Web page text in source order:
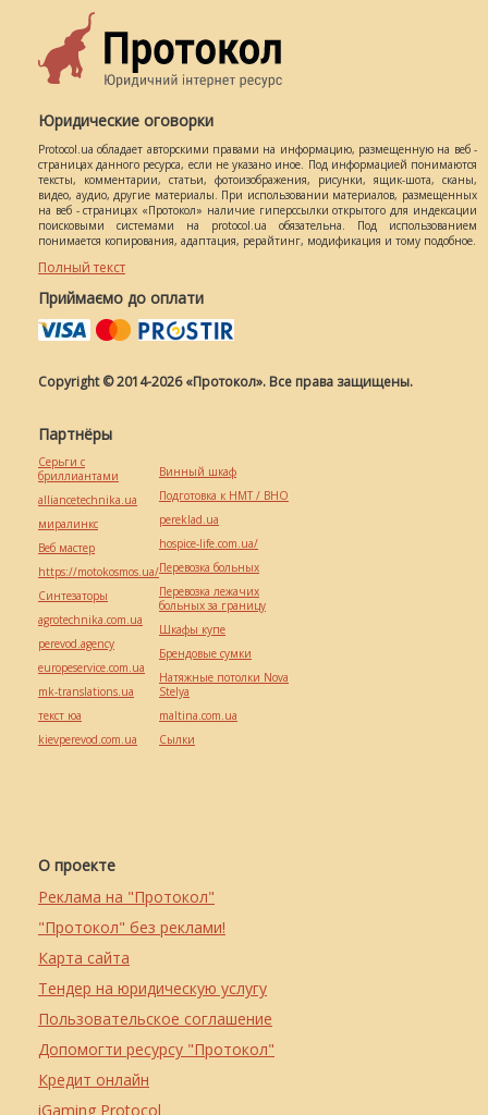
Юридические оговорки
Protocol.ua обладает авторскими правами на информацию, размещенную на веб -
страницах данного ресурса, если не указано иное. Под информацией понимаются
тексты, комментарии, статьи, фотоизображения, рисунки, ящик-шота, сканы,
видео, аудио, другие материалы. При использовании материалов, размещенных
на веб - страницах «Протокол» наличие гиперссылки открытого для индексации
поисковыми системами на protocol.ua обязательна. Под использованием
понимается копирования, адаптация, рерайтинг, модификация и тому подобное.
Полный текст
Приймаємо до оплати
Copyright © 2014-2026 «Протокол». Все права защищены.
О проекте
Реклама на "Протокол"
"Протокол" без реклами!
Карта сайта
Тендер на юридическую услугу
Пользовательское соглашение
Допомогти ресурсу "Протокол"
Кредит онлайн
iGaming Protocol
Партнёры
Серьги с
бриллиантами
alliancetechnika.ua
миралинкс
Веб мастер
https://motokosmos.ua/
Синтезаторы
agrotechnika.com.ua
perevod.agency
europeservice.com.ua
mk-translations.ua
текст юа
kievperevod.com.ua
Винный шкаф
Подготовка к НМТ / ВНО
pereklad.ua
hospice-life.com.ua/
Перевозка больных
Перевозка лежачих
больных за границу
Шкафы купе
Брендовые сумки
Натяжные потолки Nova
Stelya
maltina.com.ua
Cылки